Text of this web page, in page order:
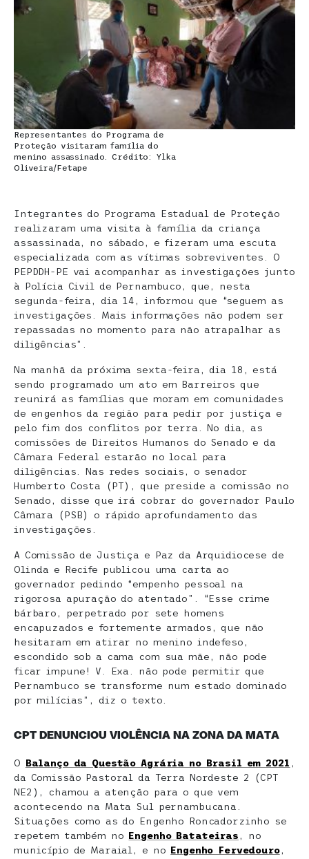
Representantes do Programa de
Proteção visitaram família do
menino assassinado. Crédito: Ylka
Oliveira/Fetape
Integrantes do Programa Estadual de Proteção
realizaram uma visita à família da criança
assassinada, no sábado, e fizeram uma escuta
especializada com as vítimas sobreviventes. O
PEPDDH-PE vai acompanhar as investigações junto
à Polícia Civil de Pernambuco, que, nesta
segunda-feira, dia 14, informou que “seguem as
investigações. Mais informações não podem ser
repassadas no momento para não atrapalhar as
diligências”.
Na manhã da próxima sexta-feira, dia 18, está
sendo programado um ato em Barreiros que
reunirá as famílias que moram em comunidades
de engenhos da região para pedir por justiça e
pelo fim dos conflitos por terra. No dia, as
comissões de Direitos Humanos do Senado e da
Câmara Federal estarão no local para
diligências. Nas redes sociais, o senador
Humberto Costa (PT), que preside a comissão no
Senado, disse que irá cobrar do governador Paulo
Câmara (PSB) o rápido aprofundamento das
investigações.
A Comissão de Justiça e Paz da Arquidiocese de
Olinda e Recife publicou uma carta ao
governador pedindo “empenho pessoal na
rigorosa apuração do atentado”. “Esse crime
bárbaro, perpetrado por sete homens
encapuzados e fortemente armados, que não
hesitaram em atirar no menino indefeso,
escondido sob a cama com sua mãe, não pode
ficar impune! V. Exa. não pode permitir que
Pernambuco se transforme num estado dominado
por milícias”, diz o texto.
CPT DENUNCIOU VIOLÊNCIA NA ZONA DA MATA
O Balanço da Questão Agrária no Brasil em 2021 ,
da Comissão Pastoral da Terra Nordeste 2 (CPT
NE2), chamou a atenção para o que vem
acontecendo na Mata Sul pernambucana.
Situações como as do Engenho Roncadorzinho se
repetem também no Engenho Batateiras , no
município de Maraial, e no Engenho Fervedouro,